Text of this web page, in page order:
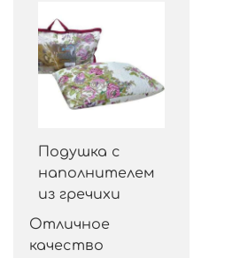
Подушка с
наполнителем
из гречихи
Отличное
качество